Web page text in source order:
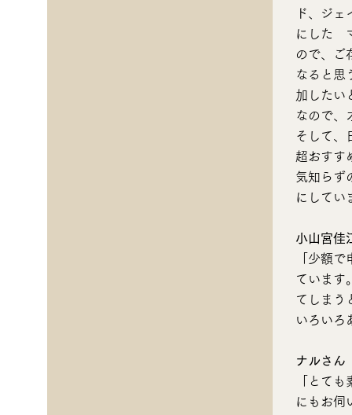
ド、ジ
にした
ので、ご
なると思
加したい
なので、
そして、
超おすす
気知らず
にしてい
小山宮佳
「少額
ています
てしまう
いろいろ
ナルさん
「とて
にもお伺